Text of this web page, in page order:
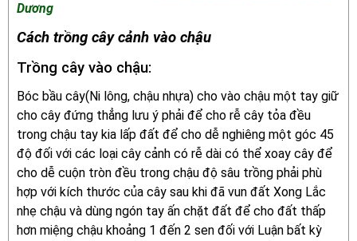
Dương
Cách trồng cây cảnh vào chậu
Trồng cây vào chậu:
Bóc bầu cây(Ni lông, chậu nhựa) cho vào chậu một tay giữ
cho cây đứng thẳng lưu ý phải để cho rễ cây tỏa đều
trong chậu tay kia lấp đất để cho dễ nghiêng một góc 45
độ đối với các loại cây cảnh có rễ dài có thể xoay cây để
cho dễ cuộn tròn đều trong chậu độ sâu trồng phải phù
hợp với kích thước của cây sau khi đã vun đất Xong Lắc
nhẹ chậu và dùng ngón tay ấn chặt đất để cho đất thấp
hơn miệng chậu khoảng 1 đến 2 sen đối với Luận bất kỳ